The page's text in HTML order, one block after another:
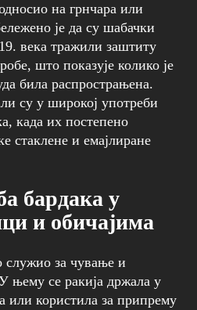
на грнчара или
је да су шабачки
века тражили заштиту
што показује колико је
била распрострањена.
су у широкој употреби
када их постепено
стаклене и емајлиране
бардака у
и обичајима
служио за чување и
њему се ракија држала у
или користила за припрему